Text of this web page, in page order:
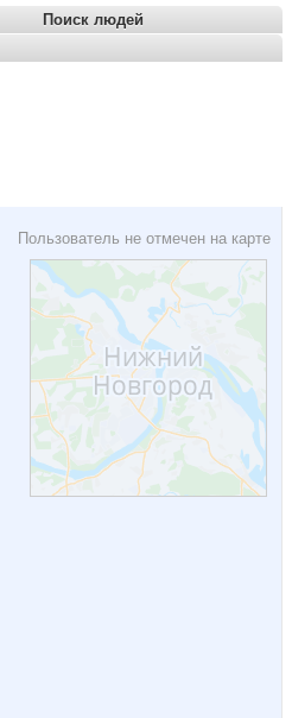
Поиск людей
Пользователь не отмечен на карте